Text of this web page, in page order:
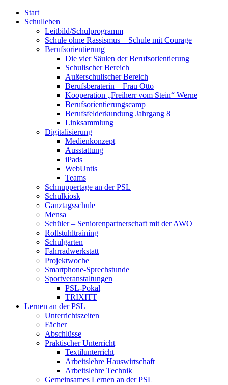
Start
Schulleben
Leitbild/Schulprogramm
Schule ohne Rassismus – Schule mit Courage
Berufsorientierung
Die vier Säulen der Berufsorientierung
Schulischer Bereich
Außerschulischer Bereich
Berufsberaterin – Frau Otto
Kooperation „Freiherr vom Stein“ Werne
Berufsorientierungscamp
Berufsfelderkundung Jahrgang 8
Linksammlung
Digitalisierung
Medienkonzept
Ausstattung
iPads
WebUntis
Teams
Schnuppertage an der PSL
Schulkiosk
Ganztagsschule
Mensa
Schüler – Seniorenpartnerschaft mit der AWO
Rollstuhltraining
Schulgarten
Fahrradwerkstatt
Projektwoche
Smartphone-Sprechstunde
Sportveranstaltungen
PSL-Pokal
TRIXITT
Lernen an der PSL
Unterrichtszeiten
Fächer
Abschlüsse
Praktischer Unterricht
Textilunterricht
Arbeitslehre Hauswirtschaft
Arbeitslehre Technik
Gemeinsames Lernen an der PSL​